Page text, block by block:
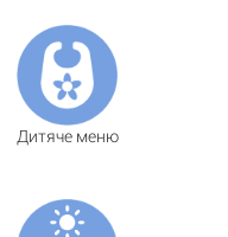
Дитяче меню